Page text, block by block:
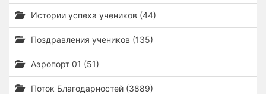
Истории успеха учеников (44)
Поздравления учеников (135)
Аэропорт 01 (51)
Поток Благодарностей (3889)